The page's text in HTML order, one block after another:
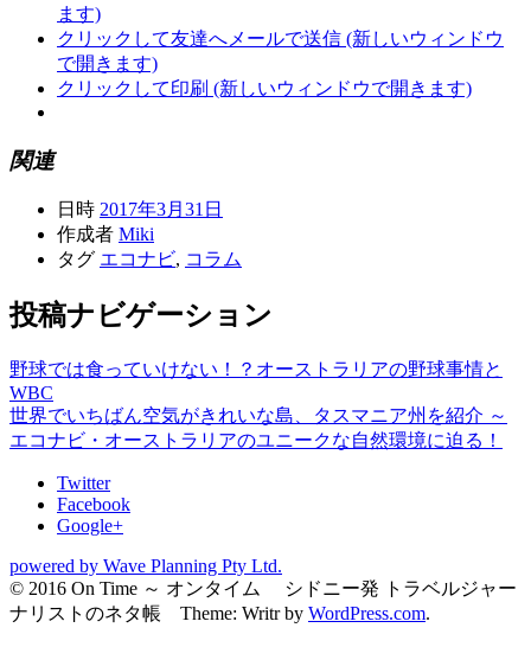
ます)
クリックして友達へメールで送信 (新しいウィンドウ
で開きます)
クリックして印刷 (新しいウィンドウで開きます)
関連
日時 2017年3月31日
作成者 Miki
タグ エコナビ, コラム
投稿ナビゲーション
野球では食っていけない！？オーストラリアの野球事情と
WBC
世界でいちばん空気がきれいな島、タスマニア州を紹介 ～
エコナビ・オーストラリアのユニークな自然環境に迫る！
Twitter
Facebook
Google+
powered by Wave Planning Pty Ltd.
© 2016 On Time ～ オンタイム シドニー発 トラベルジャー
ナリストのネタ帳 Theme: Writr by WordPress.com.